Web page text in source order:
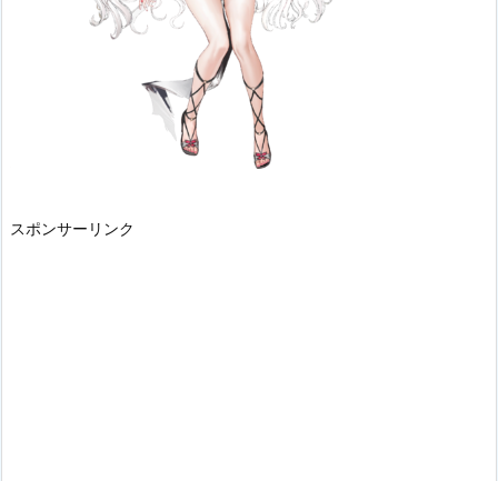
スポンサーリンク